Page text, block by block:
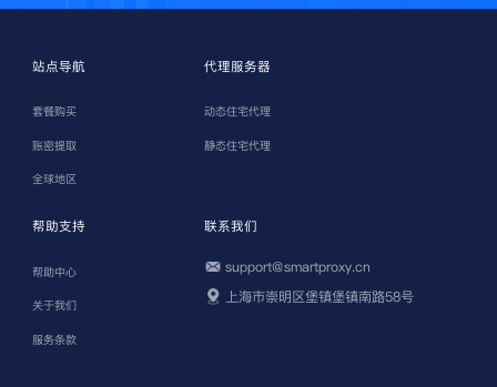
站点导航
套餐购买
账密提取
全球地区
代理服务器
动态住宅代理
静态住宅代理
帮助支持
帮助中心
关于我们
服务条款
联系我们
support@smartproxy.cn
上海市崇明区堡镇堡镇南路58号